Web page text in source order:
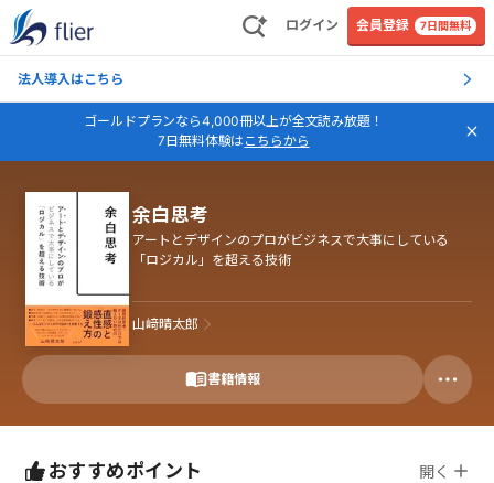
ログイン 会員登録 7日間無料
法人導入はこちら
ゴールドプランなら4,000冊以上が全文読み放題！
7日無料体験はこちらから
余白思考
アートとデザインのプロがビジネスで大事にしている
「ロジカル」を超える技術
山﨑晴太郎
書籍情報
おすすめポイント 開く